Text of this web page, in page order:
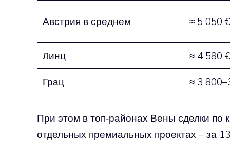
Австрия в среднем ≈ 5 050
Линц ≈ 4 580
Грац ≈ 3
При этом в топ‑районах Вены сделки по
отдельных премиальных проектах – за